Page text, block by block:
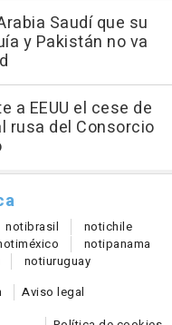
Saudí que su
y Pakistán no va
a EEUU el cese de
rusa del Consorcio
notibrasil notichile
méxico notipanama
notiuruguay
Aviso legal